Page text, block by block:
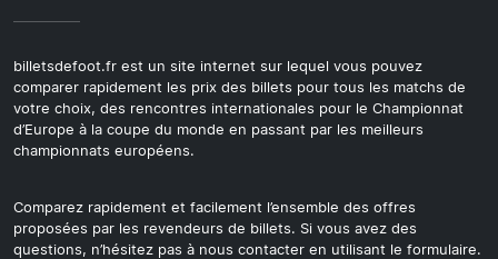
billetsdefoot.fr est un site internet sur lequel vous pouvez
comparer rapidement les prix des billets pour tous les matchs de
votre choix, des rencontres internationales pour le Championnat
d’Europe à la coupe du monde en passant par les meilleurs
championnats européens.
Comparez rapidement et facilement l’ensemble des offres
proposées par les revendeurs de billets. Si vous avez des
questions, n’hésitez pas à nous contacter en utilisant le formulaire.